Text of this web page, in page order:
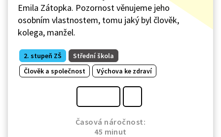
Emila Zátopka. Pozornost věnujeme jeho
osobním vlastnostem, tomu jaký byl člověk,
kolega, manžel.
2. stupeň ZŠ
Střední škola
Člověk a společnost
Výchova ke zdraví
Časová náročnost:
45 minut